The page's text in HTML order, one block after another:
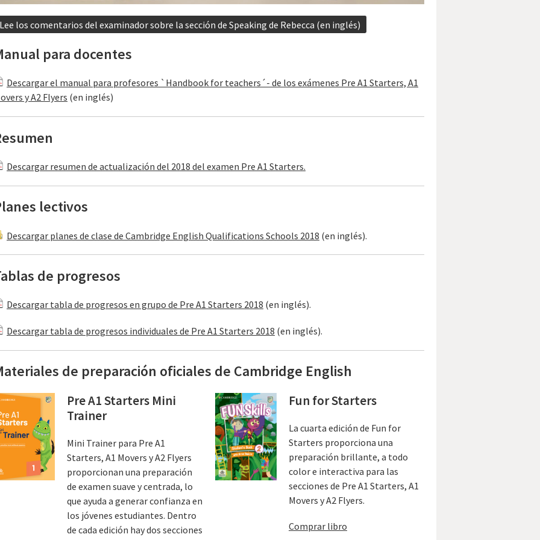
los comentarios del examinador sobre la sección de Speaking de Rebecca (en inglés)
para docentes
Descargar el manual para profesores `Handbook for teachers´- de los exámenes Pre A1 Starters, A1
y A2 Flyers (en inglés)
Descargar resumen de actualización del 2018 del examen Pre A1 Starters.
lectivos
Descargar planes de clase de Cambridge English Qualifications Schools 2018 (en inglés).
de progresos
Descargar tabla de progresos en grupo de Pre A1 Starters 2018 (en inglés).
Descargar tabla de progresos individuales de Pre A1 Starters 2018 (en inglés).
de preparación oficiales de Cambridge English
Pre A1 Starters Mini
Trainer
Mini Trainer para Pre A1
Starters, A1 Movers y A2 Flyers
proporcionan una preparación
de examen suave y centrada, lo
que ayuda a generar confianza en
los jóvenes estudiantes. Dentro
de cada edición hay dos secciones
Fun for Starters
La cuarta edición de Fun for
Starters proporciona una
preparación brillante, a todo
color e interactiva para las
secciones de Pre A1 Starters, A1
Movers y A2 Flyers.
Comprar libro